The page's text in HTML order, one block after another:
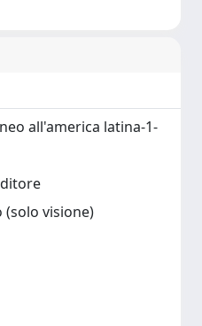
all'america latina-1-
(solo visione)